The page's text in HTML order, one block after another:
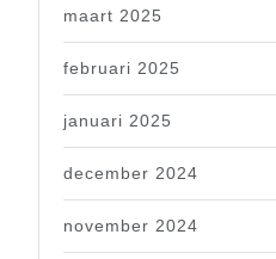
maart 2025
februari 2025
januari 2025
december 2024
november 2024